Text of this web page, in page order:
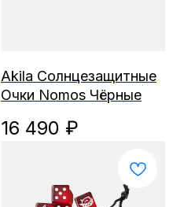
Akila Солнцезащитные
Очки Nomos Чёрные
16 490 ₽